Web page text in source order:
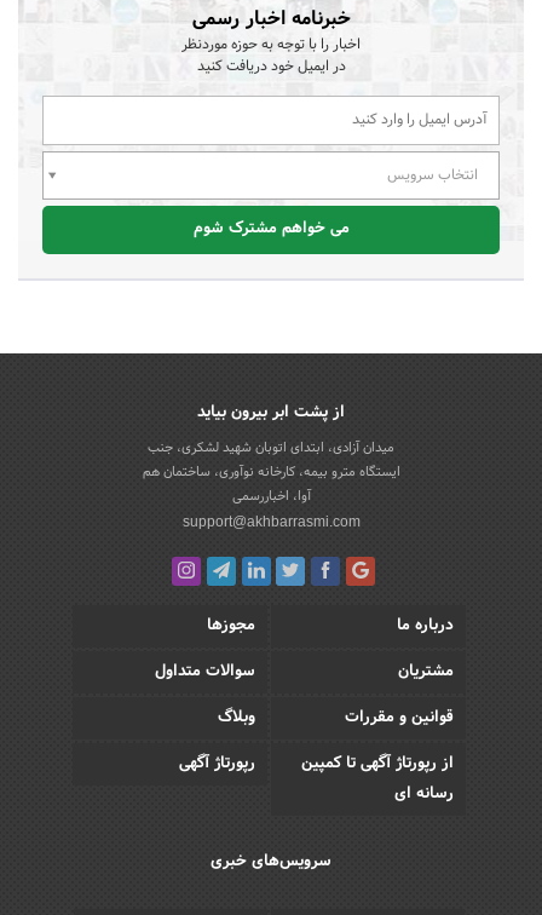
خبرنامه اخبار رسمی
اخبار را با توجه به حوزه موردنظر
در ایمیل خود دریافت کنید
انتخاب سرویس
می خواهم مشترک شوم
از پشت ابر بیرون بیاید
میدان آزادی، ابتدای اتوبان شهید لشکری، جنب
ایستگاه مترو بیمه، کارخانه نوآوری، ساختمان هم
آوا، اخباررسمی
support@akhbarrasmi.com
درباره ما
مجوزها
مشتریان
سوالات متداول
قوانین و مقررات
وبلاگ
از رپورتاژ آگهی تا کمپین
رسانه ای
رپورتاژ آگهی
سرویس‌های خبری